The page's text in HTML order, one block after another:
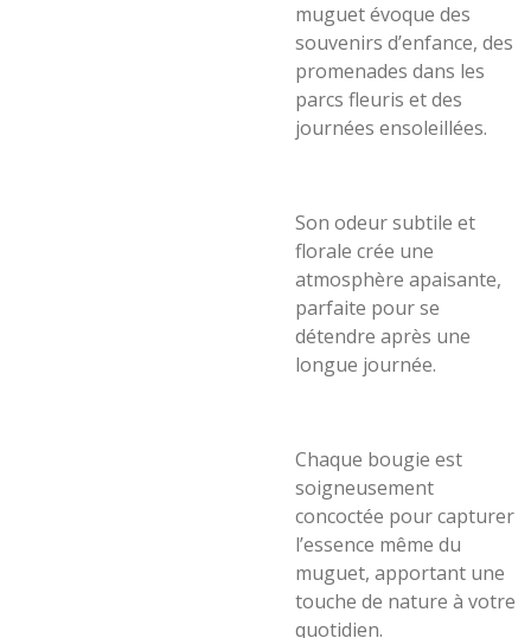
muguet évoque des
souvenirs d’enfance, des
promenades dans les
parcs fleuris et des
journées ensoleillées.
Son odeur subtile et
florale crée une
atmosphère apaisante,
parfaite pour se
détendre après une
longue journée.
Chaque bougie est
soigneusement
concoctée pour capturer
l’essence même du
muguet, apportant une
touche de nature à votre
quotidien.